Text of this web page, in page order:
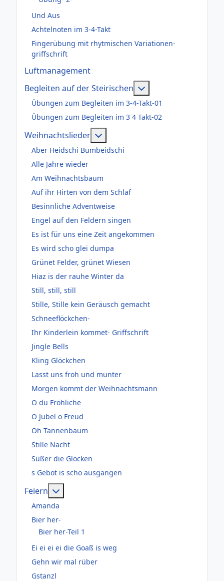
Und Aus
Achtelnoten im 3-4-Takt
Fingerübung mit rhytmischen Variationen-
griffschrift
Luftmanagement
Begleiten auf der Steirischen
Übungen zum Begleiten im 3-4-Takt-01
Übungen zum Begleiten im 3 4 Takt-02
Weihnachtslieder
Aber Heidschi Bumbeidschi
Alle Jahre wieder
Am Weihnachtsbaum
Auf ihr Hirten von dem Schlaf
Besinnliche Adventweise
Engel auf den Feldern singen
Es ist für uns eine Zeit angekommen
Es wird scho glei dumpa
Grünet Felder, grünet Wiesen
Hiaz is der rauhe Winter da
Still, still, still
Stille, Stille kein Geräusch gemacht
Schneeflöckchen-
Ihr Kinderlein kommet- Griffschrift
Jingle Bells
Kling Glöckchen
Lasst uns froh und munter
Morgen kommt der Weihnachtsmann
O du Fröhliche
O Jubel o Freud
Oh Tannenbaum
Stille Nacht
Süßer die Glocken
s Gebot is scho ausgangen
Feiern
Amanda
Bier her-
Bier her-Teil 1
Ei ei ei ei die Goaß is weg
Gehn wir mal rüber
Gstanzl